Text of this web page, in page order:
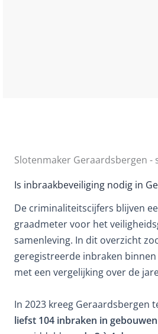
Slotenmaker Geraardsbergen -
Is inbraakbeveiliging nodig in
De criminaliteitscijfers blijven
graadmeter voor het
samenleving. In dit overzicht
geregistreerde inbraken
met een vergelijking over de
In 2023 kreeg Geraardsbergen
liefst 104 inbraken in gebouwen